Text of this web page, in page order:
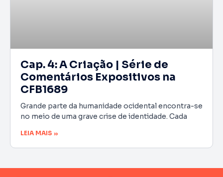
Cap. 4: A Criação | Série de
Comentários Expositivos na
CFB1689
Grande parte da humanidade ocidental encontra-se
no meio de uma grave crise de identidade. Cada
LEIA MAIS »